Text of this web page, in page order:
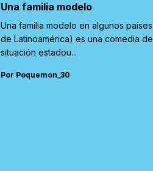
Una familia modelo
Una familia modelo en algunos países
de Latinoamérica) es una comedia de
situación estadou...
Por Poquemon_30